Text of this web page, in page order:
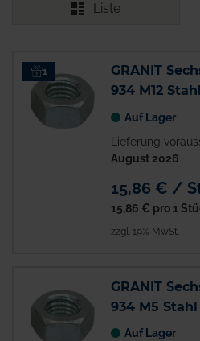
Liste
1
GRANIT
934 M12
Auf Lager
Lieferung
August 2026
15,86 € /
15,86 € pro 1
zzgl. 19% MwSt.
GRANIT
934 M5
Auf Lager